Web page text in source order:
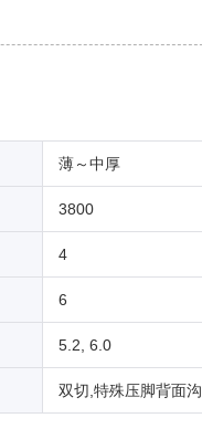
薄～中厚
3800
4
6
5.2, 6.0
双切,特殊压脚背面沟